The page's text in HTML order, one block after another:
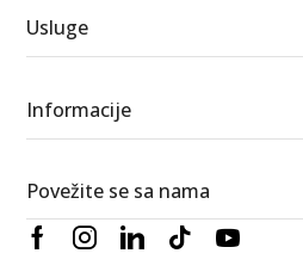
Usluge
Informacije
Povežite se sa nama